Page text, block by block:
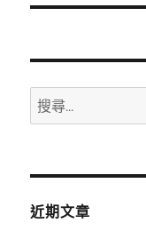
文
搜
尋
鍵
近期文章